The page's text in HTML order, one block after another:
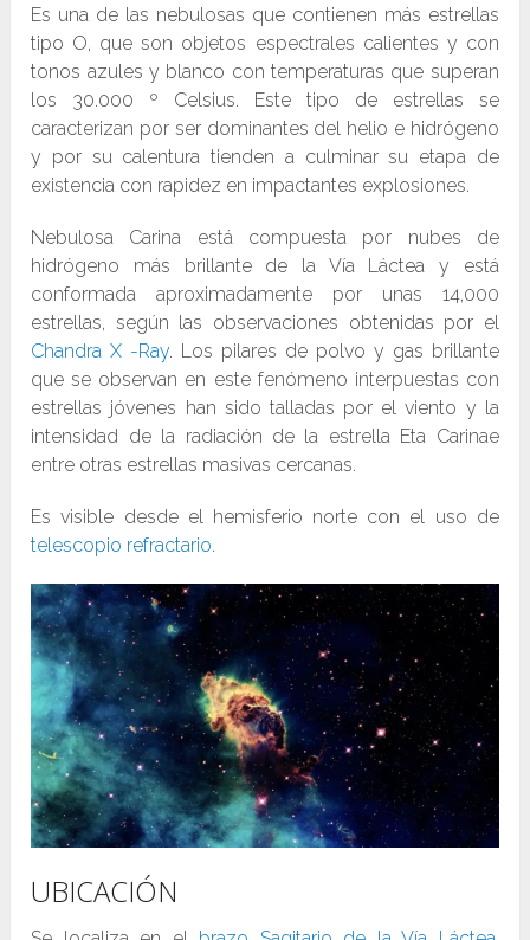
Es una de las nebulosas que contienen más estrellas
tipo O, que son objetos espectrales calientes y con
tonos azules y blanco con temperaturas que superan
los 30.000 º Celsius. Este tipo de estrellas se
caracterizan por ser dominantes del helio e hidrógeno
y por su calentura tienden a culminar su etapa de
existencia con rapidez en impactantes explosiones.
Nebulosa Carina está compuesta por nubes de
hidrógeno más brillante de la Vía Láctea y está
conformada aproximadamente por unas 14,000
estrellas, según las observaciones obtenidas por el
Chandra X -Ray. Los pilares de polvo y gas brillante
que se observan en este fenómeno interpuestas con
estrellas jóvenes han sido talladas por el viento y la
intensidad de la radiación de la estrella Eta Carinae
entre otras estrellas masivas cercanas.
Es visible desde el hemisferio norte con el uso de
telescopio refractario.
UBICACIÓN